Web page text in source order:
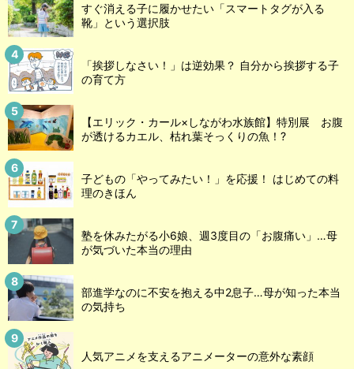
すぐ消える子に履かせたい「スマートタグが入る
靴」という選択肢
「挨拶しなさい！」は逆効果？ 自分から挨拶する子
の育て方
【エリック・カール×しながわ水族館】特別展 お腹
が透けるカエル、枯れ葉そっくりの魚！?
子どもの「やってみたい！」を応援！ はじめての料
理のきほん
塾を休みたがる小6娘、週3度目の「お腹痛い」…母
が気づいた本当の理由
部進学なのに不安を抱える中2息子…母が知った本当
の気持ち
人気アニメを支えるアニメーターの意外な素顔